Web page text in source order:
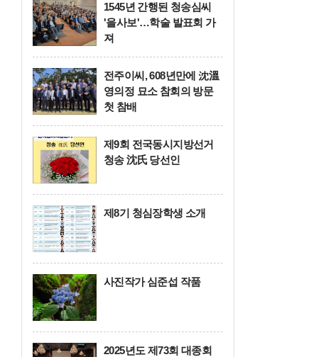
여백
1545년 간행된 청송심씨
'을사보'…학술 발표회 가
져
전주이씨, 608년만에 沈溫
영의정 묘소 참회의 방문
첫 참배
제9회 전국동시지방선거
청송 沈氏 당선인
제8기 청심장학생 소개
사진작가 심준섭 작품
2025년도 제73회 대종회